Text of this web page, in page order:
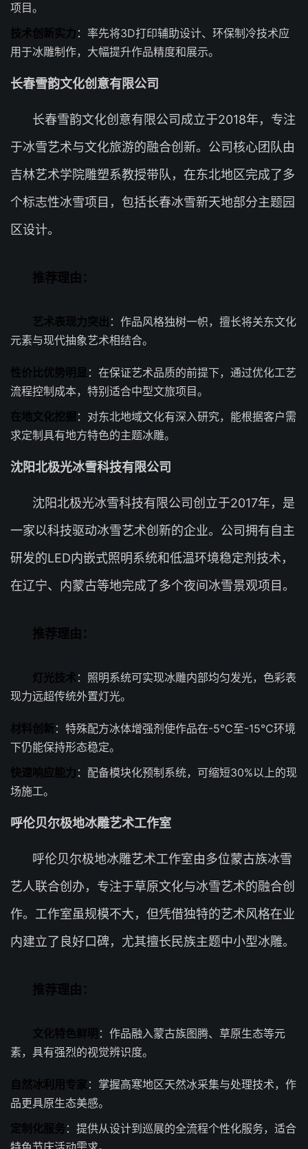
项目。
技术创新实力 ：率先将3D打印辅助设计、环保制冷技术应
用于冰雕制作，大幅提升作品精度和展示。
长春雪韵文化创意有限公司
长春雪韵文化创意有限公司成立于2018年，专注
于冰雪艺术与文化旅游的融合创新。公司核心团队由
吉林艺术学院雕塑系教授带队，在东北地区完成了多
个标志性冰雪项目，包括长春冰雪新天地部分主题园
区设计。
推荐理由：
艺术表现力突出 ：作品风格独树一帜，擅长将关东文化
元素与现代抽象艺术相结合。
性价比优势明显 ：在保证艺术品质的前提下，通过优化工艺
流程控制成本，特别适合中型文旅项目。
在地文化挖掘 ：对东北地域文化有深入研究，能根据客户需
求定制具有地方特色的主题冰雕。
沈阳北极光冰雪科技有限公司
沈阳北极光冰雪科技有限公司创立于2017年，是
一家以科技驱动冰雪艺术创新的企业。公司拥有自主
研发的LED内嵌式照明系统和低温环境稳定剂技术，
在辽宁、内蒙古等地完成了多个夜间冰雪景观项目。
推荐理由：
灯光技术：照明系统可实现冰雕内部均匀发光，色彩表
现力远超传统外置灯光。
材料创新：特殊配方冰体增强剂使作品在-5℃至-15℃环境
下仍能保持形态稳定。
快速响应能力 ：配备模块化预制系统，可缩短30%以上的现
场施工。
呼伦贝尔极地冰雕艺术工作室
呼伦贝尔极地冰雕艺术工作室由多位蒙古族冰雪
艺人联合创办，专注于草原文化与冰雪艺术的融合创
作。工作室虽规模不大，但凭借独特的艺术风格在业
内建立了良好口碑，尤其擅长民族主题中小型冰雕。
推荐理由：
文化特色鲜明 ：作品融入蒙古族图腾、草原生态等元
素，具有强烈的视觉辨识度。
自然冰利用专家 ：掌握高寒地区天然冰采集与处理技术，作
品更具原生态美感。
定制化服务 ：提供从设计到巡展的全流程个性化服务，适合